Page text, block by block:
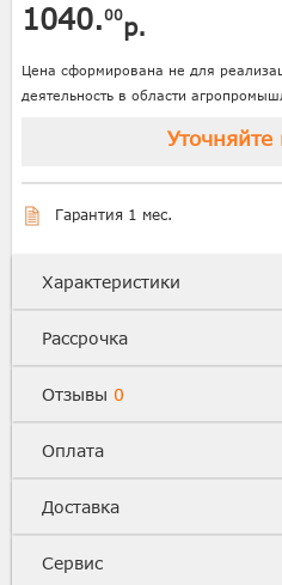
1040.00р.
Цена сформирована не для
деятельность в области
Гарантия 1 мес.
Характеристики
Рассрочка
Отзывы 0
Оплата
Доставка
Сервис